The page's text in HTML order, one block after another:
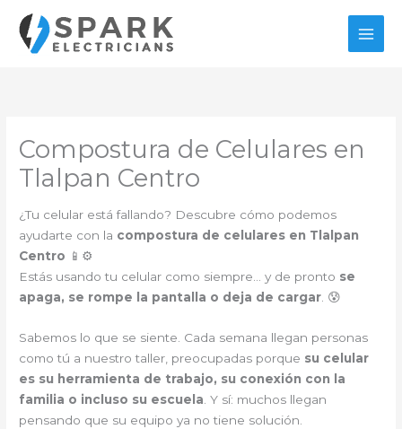
contenido
Compostura de Celulares en
Tlalpan Centro
¿Tu celular está fallando? Descubre cómo podemos
ayudarte con la compostura de celulares en Tlalpan
Centro 📱⚙️
Estás usando tu celular como siempre… y de pronto se
apaga, se rompe la pantalla o deja de cargar. 😰
Sabemos lo que se siente. Cada semana llegan personas
como tú a nuestro taller, preocupadas porque su celular
es su herramienta de trabajo, su conexión con la
familia o incluso su escuela . Y sí: muchos llegan
pensando que su equipo ya no tiene solución.